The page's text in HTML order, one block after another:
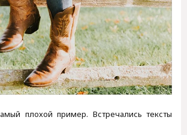
плохой пример. Встречались тексты